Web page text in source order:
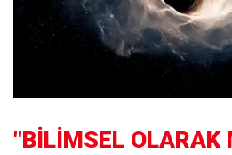
"BİLİMSEL OLARAK